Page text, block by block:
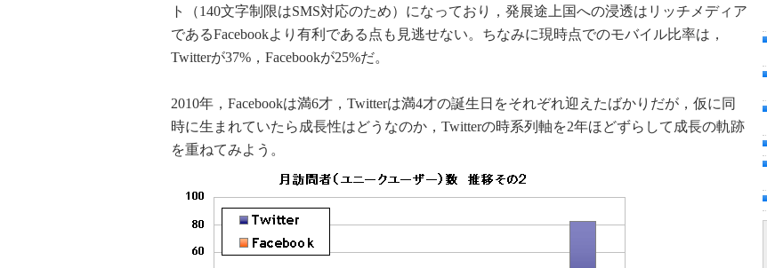
ト（140文字制限はSMS対応のため）になっており，発展途上国への浸透はリッチメディア
であるFacebookより有利である点も見逃せない。ちなみに現時点でのモバイル比率は，
Twitterが37%，Facebookが25%だ。
2010年，Facebookは満6才，Twitterは満4才の誕生日をそれぞれ迎えたばかりだが，仮に同
時に生まれていたら成長性はどうなのか，Twitterの時系列軸を2年ほどずらして成長の軌跡
を重ねてみよう。